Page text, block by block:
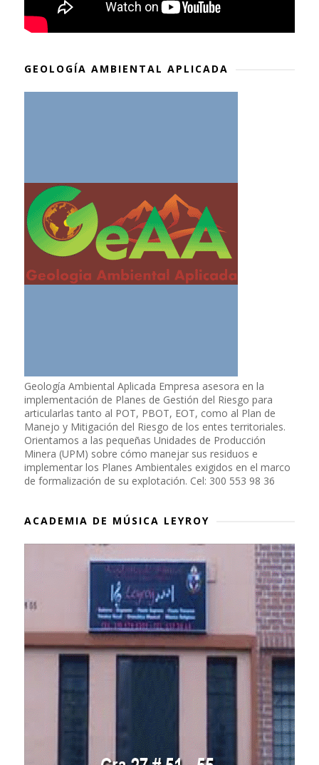
GEOLOGÍA AMBIENTAL APLICADA
Geología Ambiental Aplicada Empresa asesora en la
implementación de Planes de Gestión del Riesgo para
articularlas tanto al POT, PBOT, EOT, como al Plan de
Manejo y Mitigación del Riesgo de los entes territoriales.
Orientamos a las pequeñas Unidades de Producción
Minera (UPM) sobre cómo manejar sus residuos e
implementar los Planes Ambientales exigidos en el marco
de formalización de su explotación. Cel: 300 553 98 36
ACADEMIA DE MÚSICA LEYROY